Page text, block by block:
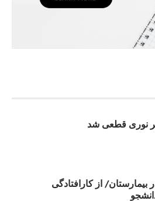
نوری قطعی شد
بیمارستان/ از کارافتادگی